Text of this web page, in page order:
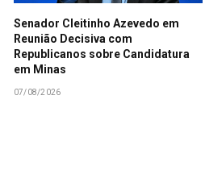
Senador Cleitinho Azevedo em
Reunião Decisiva com
Republicanos sobre Candidatura
em Minas
07/08/2026